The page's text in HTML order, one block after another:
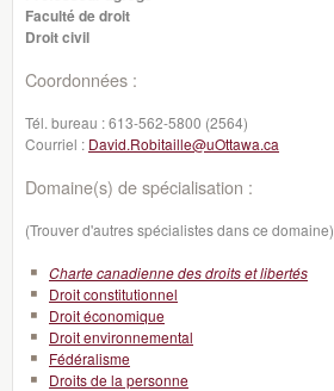
Faculté de droit
Droit civil
Coordonnées :
Tél. bureau :613-562-5800 (2564)
Courriel : David.Robitaille@uOttawa.ca
Domaine(s) de spécialisation :
(Trouver d'autres spécialistes dans ce domaine)
Charte canadienne des droits et libertés
Droit constitutionnel
Droit économique
Droit environnemental
Fédéralisme
Droits de la personne